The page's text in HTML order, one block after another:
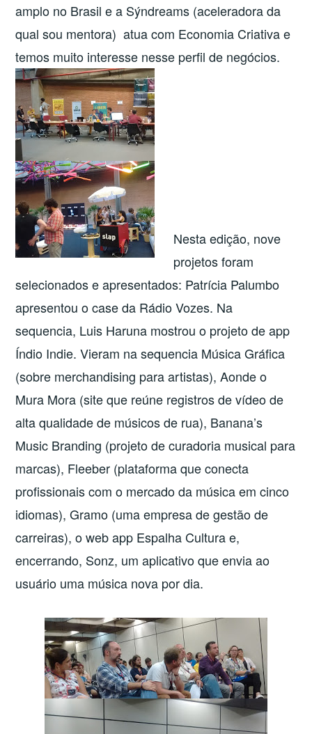
amplo no Brasil e a Sýndreams (aceleradora da
qual sou mentora) atua com Economia Criativa e
temos muito interesse nesse perfil de negócios.
Nesta edição, nove
projetos foram
selecionados e apresentados: Patrícia Palumbo
apresentou o case da Rádio Vozes. Na
sequencia, Luis Haruna mostrou o projeto de app
Índio Indie. Vieram na sequencia Música Gráfica
(sobre merchandising para artistas), Aonde o
Mura Mora (site que reúne registros de vídeo de
alta qualidade de músicos de rua), Banana’s
Music Branding (projeto de curadoria musical para
marcas), Fleeber (plataforma que conecta
profissionais com o mercado da música em cinco
idiomas), Gramo (uma empresa de gestão de
carreiras), o web app Espalha Cultura e,
encerrando, Sonz, um aplicativo que envia ao
usuário uma música nova por dia.